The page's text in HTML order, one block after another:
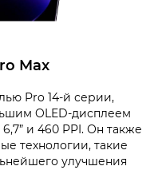
Max
Pro 14-й серии,
OLED-дисплеем
и 460 PPI. Он также
технологии, такие
улучшения